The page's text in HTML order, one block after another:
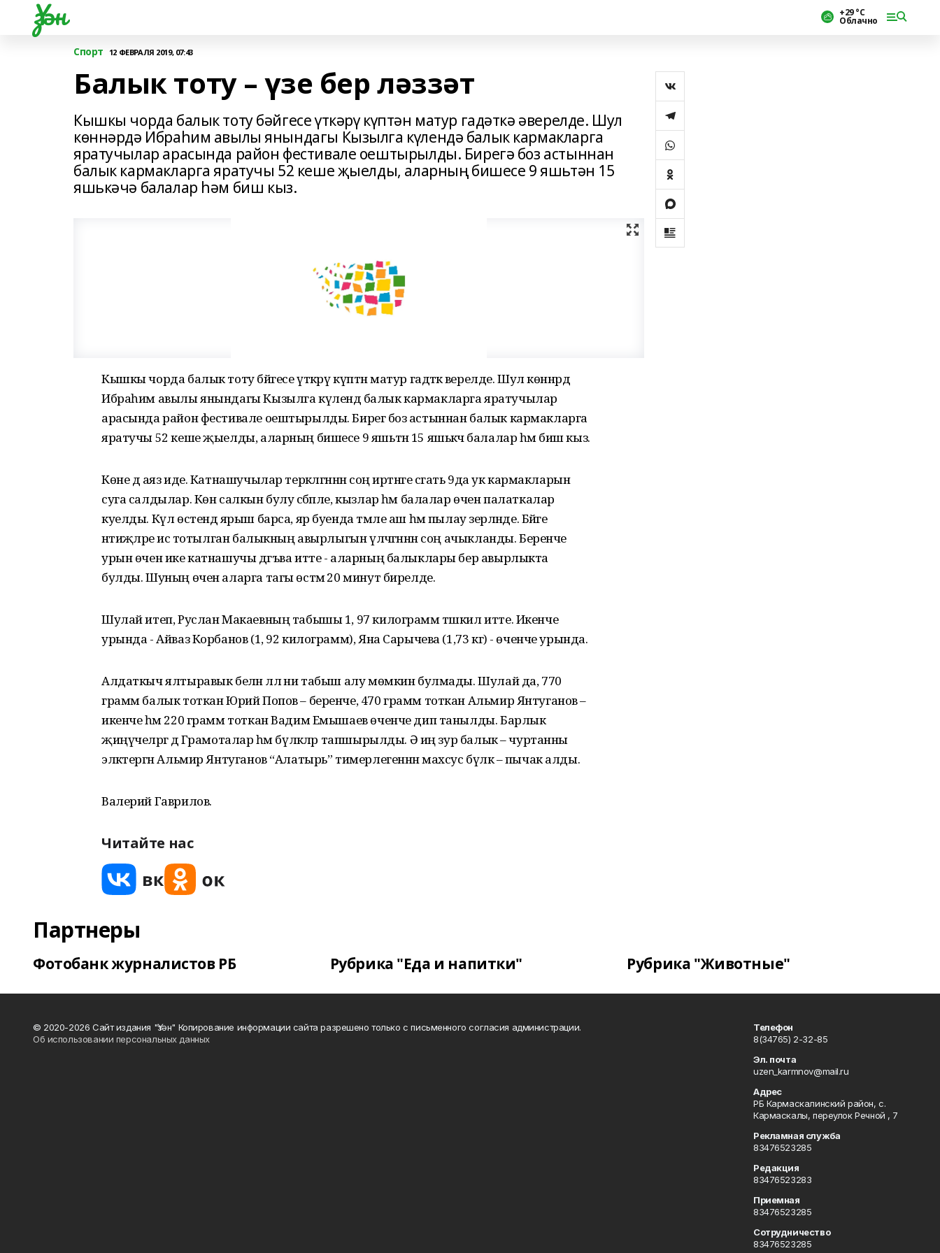
Үзән +29 °С
Облачно
Спорт 12 ФЕВРАЛЯ 2019, 07:43
Балык тоту – үзе бер ләззәт
Кышкы чорда балык тоту бәйгесе үткәрү күптән матур гадәткә әверелде. Шул
көннәрдә Ибраһим авылы янындагы Кызылга күлендә балык кармакларга
яратучылар арасында район фестивале оештырылды. Бирегә боз астыннан
балык кармакларга яратучы 52 кеше җыелды, аларның бишесе 9 яшьтән 15
яшькәчә балалар һәм биш кыз.
Кышкы чорда балык тоту бәйгесе үткәрү күптән матур гадәткә әверелде. Шул көннәрдә
Ибраһим авылы янындагы Кызылга күлендә балык кармакларга яратучылар
арасында район фестивале оештырылды. Бирегә боз астыннан балык кармакларга
яратучы 52 кеше җыелды, аларның бишесе 9 яшьтән 15 яшькәчә балалар һәм биш кыз.
Көне дә аяз иде. Катнашучылар теркәлгәннән соң иртәнге сәгать 9да ук кармакларын
суга салдылар. Көн салкын булу сәбәпле, кызлар һәм балалар өчен палаткалар
куелды. Күл өстендә ярыш барса, яр буенда тәмле аш һәм пылау әзерләнде. Бәйге
нәтиҗәләре исә тотылган балыкның авырлыгын үлчәгәннән соң ачыкланды. Беренче
урын өчен ике катнашучы дәгъва итте - аларның балыклары бер авырлыкта
булды. Шуның өчен аларга тагы өстәмә 20 минут бирелде.
Шулай итеп, Руслан Макаевның табышы 1, 97 килограмм тәшкил итте. Икенче
урында - Айваз Корбанов (1, 92 килограмм), Яна Сарычева (1,73 кг) - өченче урында.
Алдаткыч ялтыравык белән әллә ни табыш алу мөмкин булмады. Шулай да, 770
грамм балык тоткан Юрий Попов – беренче, 470 грамм тоткан Альмир Янтуганов –
икенче һәм 220 грамм тоткан Вадим Емышаев өченче дип танылды. Барлык
җиңүчеләргә дә Грамоталар һәм бүләкләр тапшырылды. Ә иң зур балык – чуртанны
эләктергән Альмир Янтуганов “Алатырь” тимерлегеннән махсус бүләк – пычак алды.
Валерий Гаврилов.
Читайте нас
Партнеры
Фотобанк журналистов РБ Рубрика "Еда и напитки" Рубрика "Животные"
© 2020-2026 Сайт издания "Үзән" Копирование информации сайта разрешено только с письменного согласия администрации.
Об использовании персональных данных
Телефон
8(34765) 2-32-85
Эл. почта
uzen_karmnov@mail.ru
Адрес
РБ Кармаскалинский район, с.
Кармаскалы, переулок Речной , 7
Рекламная служба
83476523285
Редакция
83476523283
Приемная
83476523285
Сотрудничество
83476523285